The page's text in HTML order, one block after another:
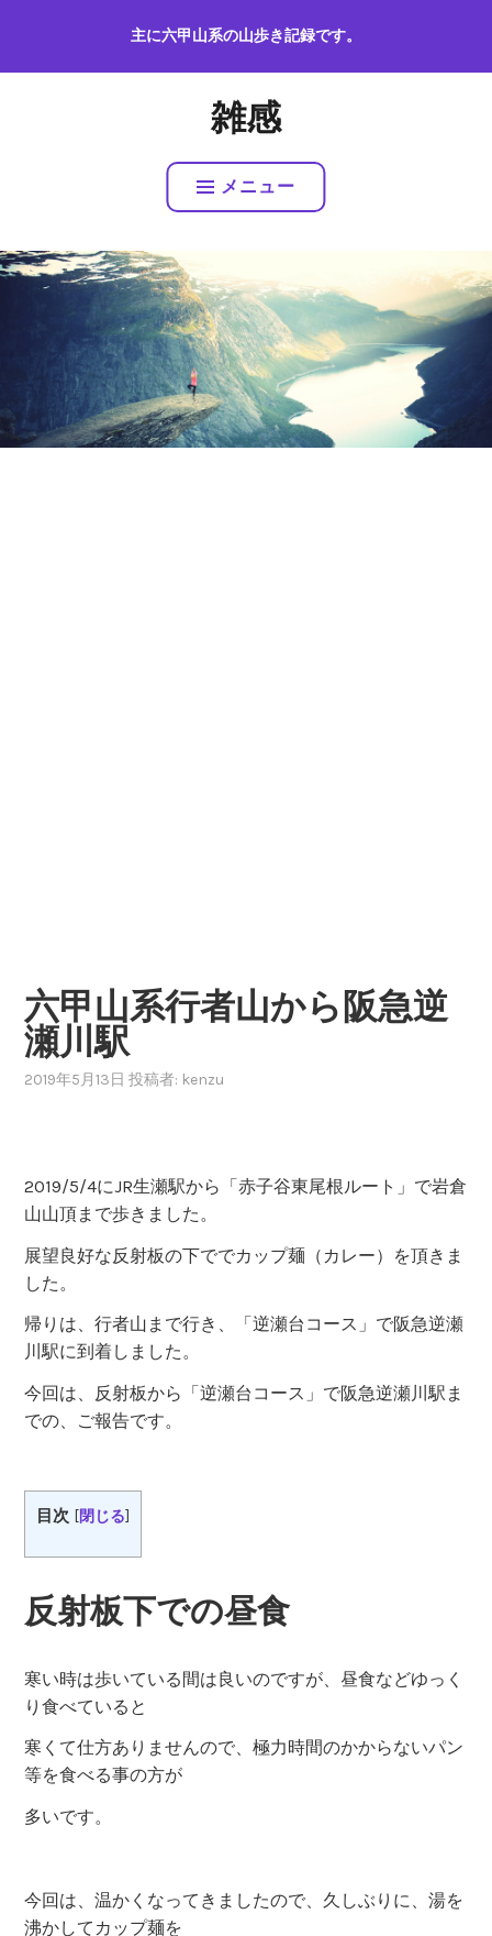
テ
プ
主に六甲山系の山歩き記録です。
雑感
メニュー
六甲山系行者山から阪急逆
瀬川駅
2019年5月13日 投稿者: kenzu
2019/5/4にJR生瀬駅から「赤子谷東尾根ルート」で岩倉
山山頂まで歩きました。
展望良好な反射板の下ででカップ麺（カレー）を頂きま
した。
帰りは、行者山まで行き、「逆瀬台コース」で阪急逆瀬
川駅に到着しました。
今回は、反射板から「逆瀬台コース」で阪急逆瀬川駅ま
での、ご報告です。
目次 [閉じる]
反射板下での昼食
寒い時は歩いている間は良いのですが、昼食などゆっく
り食べていると
寒くて仕方ありませんので、極力時間のかからないパン
等を食べる事の方が
多いです。
今回は、温かくなってきましたので、久しぶりに、湯を
沸かしてカップ麺を